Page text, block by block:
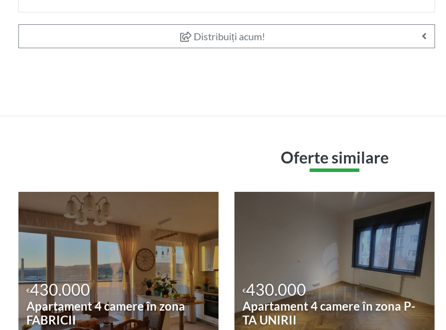
Distribuiți acum!
Apartament 3 camere în
Oferte similare
€430.000
Apartament 4 camere în zona P-
TA UNIRII
420.000
Apartament 4 camere în zona
ANDREI MURESANU SUD
Cluj-Napoca, ANDREI MURESANU (ANDREI